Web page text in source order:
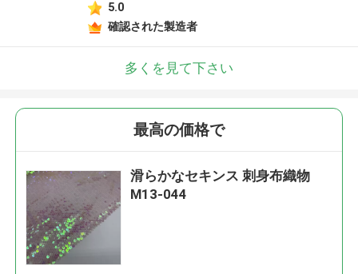
5.0
確認された製造者
多くを見て下さい
最高の価格で
滑らかなセキンス 刺身布織物
M13-044